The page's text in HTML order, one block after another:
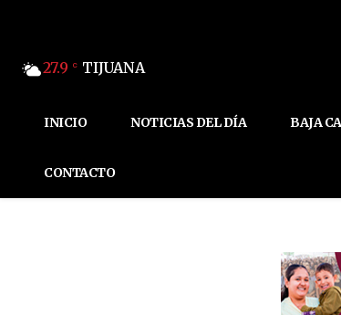
27.9 C TIJUANA
INICIO NOTICIAS DEL DÍA BAJA
CONTACTO